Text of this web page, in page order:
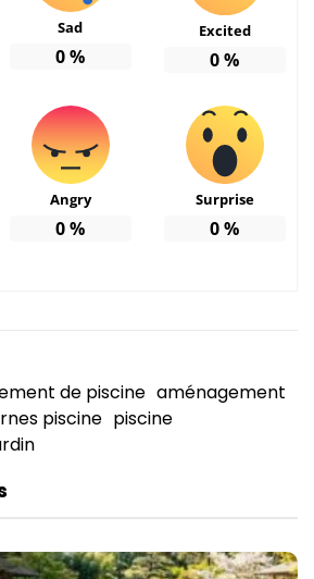
Sad
0%
Excited
0%
Angry
0%
Surprise
0%
de piscine aménagement
piscine piscine